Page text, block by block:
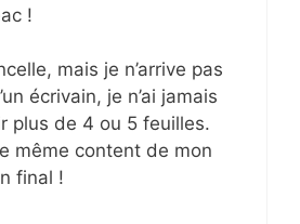
!
mais je n’arrive pas
écrivain, je n’ai jamais
plus de 4 ou 5 feuilles.
même content de mon
final !